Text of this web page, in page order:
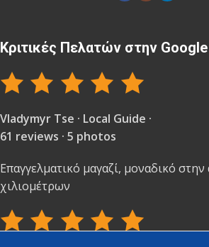
Κριτικές Πελατών στην Google
Vladymyr Tse · Local Guide ·
61 reviews · 5 photos
Επαγγελματικό μαγαζί, μοναδικό στην
χιλιομέτρων